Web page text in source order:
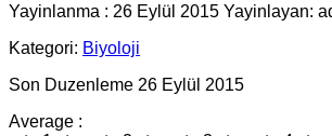
Yayinlanma : 26 Eylül 2015 Yayinlayan:
Kategori: Biyoloji
Son Duzenleme 26 Eylül 2015
Average :